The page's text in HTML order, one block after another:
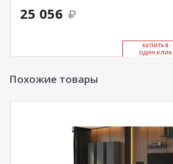
25 056
КУ­ПИТЬ В
ОДИН КЛИК
Похожие товары